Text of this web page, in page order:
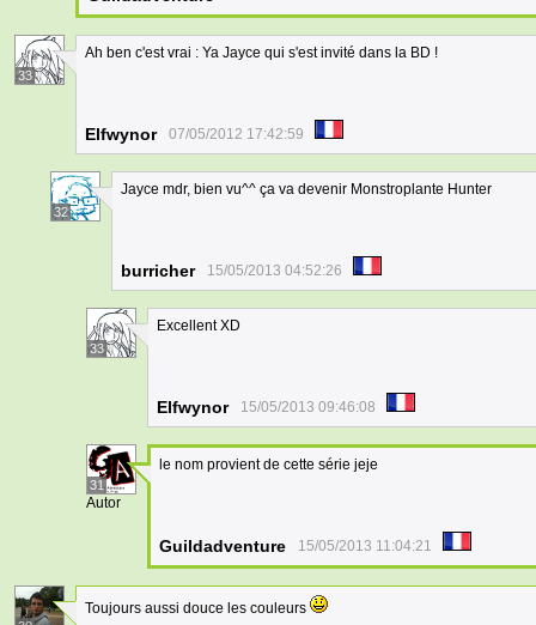
33
Ah ben c'est vrai : Ya Jayce qui s'est invité dans la BD !
Elfwynor 07/05/2012 17:42:59
32
Jayce mdr, bien vu^^ ça va devenir Monstroplante Hunter
burricher 15/05/2013 04:52:26
33
Excellent XD
Elfwynor 15/05/2013 09:46:08
31
Autor
le nom provient de cette série jeje
Guildadventure 15/05/2013 11:04:21
Toujours aussi douce les couleurs